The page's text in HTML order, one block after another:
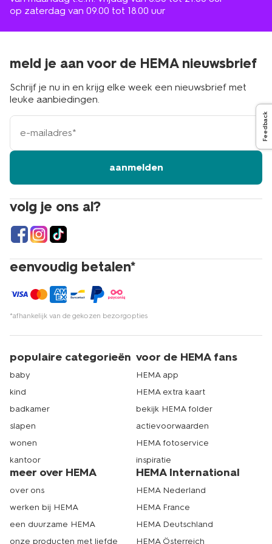
op zaterdag van 09.00 tot 18.00 uur
volg je ons al?
eenvoudig betalen*
*afhankelijk van de gekozen bezorgopties
meld je aan voor de HEMA nieuwsbrief
Schrijf je nu in en krijg elke week een nieuwsbrief met
leuke aanbiedingen.
e-
mailadres
aanmelden
populaire categorieën
baby
kind
badkamer
slapen
wonen
kantoor
voor de HEMA fans
HEMA app
HEMA extra kaart
bekijk HEMA folder
actievoorwaarden
HEMA fotoservice
inspiratie
meer over HEMA
over ons
werken bij HEMA
een duurzame HEMA
onze producten met liefde
HEMA International
HEMA Nederland
HEMA France
HEMA Deutschland
HEMA Österreich
Feedback